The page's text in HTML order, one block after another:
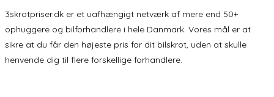
3skrotpriser.dk er et uafhængigt netværk af mere end 50+
ophuggere og bilforhandlere i hele Danmark. Vores mål er at
sikre at du får den højeste pris for dit bilskrot, uden at skulle
henvende dig til flere forskellige forhandlere.